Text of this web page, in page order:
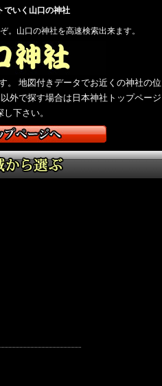
でいく山口の神社
。山口の神社を高速検索出来ます。
。 地図付きデータでお近くの神社の位
外で探す場合は日本神社トップページ
下さい。